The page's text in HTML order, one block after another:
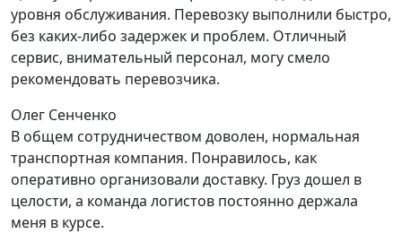
уровня обслуживания. Перевозку выполнили быстро,
без каких-либо задержек и проблем. Отличный
сервис, внимательный персонал, могу смело
рекомендовать перевозчика.
Олег Сенченко
В общем сотрудничеством доволен, нормальная
транспортная компания. Понравилось, как
оперативно организовали доставку. Груз дошел в
целости, а команда логистов постоянно держала
меня в курсе.